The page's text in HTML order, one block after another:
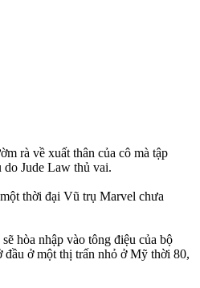
rà về xuất thân của cô mà tập
Jude Law thủ vai.
thời đại Vũ trụ Marvel chưa
hòa nhập vào tông điệu của bộ
đầu ở một thị trấn nhỏ ở Mỹ thời 80,